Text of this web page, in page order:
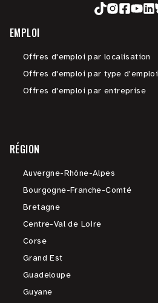
EMPLOI
Offres d'emploi par localisation
Offres d'emploi par type d'emploi
Offres d'emploi par entreprise
RÉGION
Auvergne-Rhône-Alpes
Bourgogne-Franche-Comté
Bretagne
Centre-Val de Loire
Corse
Grand Est
Guadeloupe
Guyane